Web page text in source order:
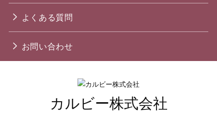
よくある質問
お問い合わせ
カルビー株式会社